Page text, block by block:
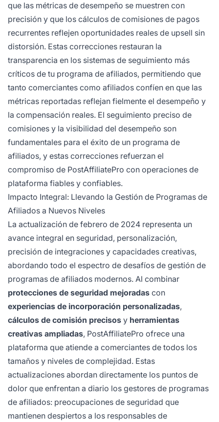
que las métricas de desempeño se muestren con
precisión y que los cálculos de comisiones de pagos
recurrentes reflejen oportunidades reales de upsell sin
distorsión. Estas correcciones restauran la
transparencia en los sistemas de seguimiento más
críticos de tu programa de afiliados, permitiendo que
tanto comerciantes como afiliados confíen en que las
métricas reportadas reflejan fielmente el desempeño y
la compensación reales. El seguimiento preciso de
comisiones y la visibilidad del desempeño son
fundamentales para el éxito de un programa de
afiliados, y estas correcciones refuerzan el
compromiso de PostAffiliatePro con operaciones de
plataforma fiables y confiables.
Impacto Integral: Llevando la Gestión de Programas de
Afiliados a Nuevos Niveles
La actualización de febrero de 2024 representa un
avance integral en seguridad, personalización,
precisión de integraciones y capacidades creativas,
abordando todo el espectro de desafíos de gestión de
programas de afiliados modernos. Al combinar
protecciones de seguridad mejoradas con
experiencias de incorporación personalizadas,
cálculos de comisión precisos y herramientas
creativas ampliadas, PostAffiliatePro ofrece una
plataforma que atiende a comerciantes de todos los
tamaños y niveles de complejidad. Estas
actualizaciones abordan directamente los puntos de
dolor que enfrentan a diario los gestores de programas
de afiliados: preocupaciones de seguridad que
mantienen despiertos a los responsables de